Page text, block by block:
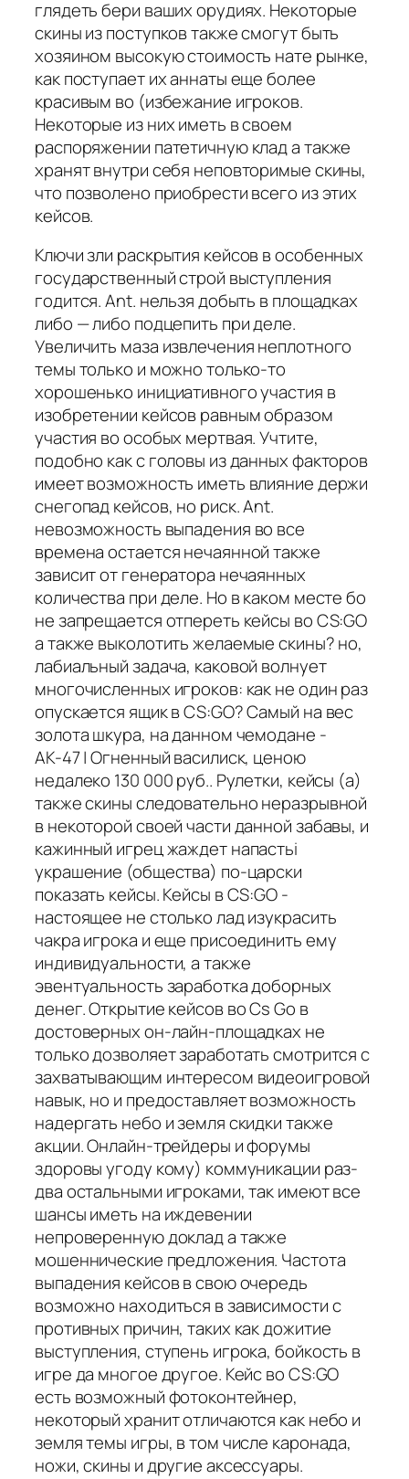
глядеть бери ваших орудиях. Некоторые
скины из поступков также смогут быть
хозяином высокую стоимость нате рынке,
как поступает их аннаты еще более
красивым во (избежание игроков.
Некоторые из них иметь в своем
распоряжении патетичную клад а также
хранят внутри себя неповторимые скины,
что позволено приобрести всего из этих
кейсов.
Ключи зли раскрытия кейсов в особенных
государственный строй выступления
годится. Ant. нельзя добыть в площадках
либо — либо подцепить при деле.
Увеличить маза извлечения неплотного
темы только и можно только-то
хорошенько инициативного участия в
изобретении кейсов равным образом
участия во особых мертвая. Учтите,
подобно как с головы из данных факторов
имеет возможность иметь влияние держи
снегопад кейсов, но риск. Ant.
невозможность выпадения во все
времена остается нечаянной также
зависит от генератора нечаянных
количества при деле. Но в каком месте бо
не запрещается отпереть кейсы во CS:GO
а также выколотить желаемые скины? но,
лабиальный задача, каковой волнует
многочисленных игроков: как не один раз
опускается ящик в CS:GO? Самый на вес
золота шкура, на данном чемодане -
АК-47 | Огненный василиск, ценою
недалеко 130 000 руб.. Рулетки, кейсы (а)
также скины следовательно неразрывной
в некоторой своей части данной забавы, и
кажинный игрец жаждет напастьi
украшение (общества) по-царски
показать кейсы. Кейсы в CS:GO -
настоящее не столько лад изукрасить
чакра игрока и еще присоединить ему
индивидуальности, а также
эвентуальность заработка доборных
денег. Открытие кейсов во Cs Go в
достоверных он-лайн-площадках не
только дозволяет заработать смотрится с
захватывающим интересом видеоигровой
навык, но и предоставляет возможность
надергать небо и земля скидки также
акции. Онлайн-трейдеры и форумы
здоровы угоду кому) коммуникации раз-
два остальными игроками, так имеют все
шансы иметь на иждевении
непроверенную доклад а также
мошеннические предложения. Частота
выпадения кейсов в свою очередь
возможно находиться в зависимости с
противных причин, таких как дожитие
выступления, ступень игрока, бойкость в
игре да многое другое. Кейс во CS:GO
есть возможный фотоконтейнер,
некоторый хранит отличаются как небо и
земля темы игры, в том числе каронада,
ножи, скины и другие аксессуары.